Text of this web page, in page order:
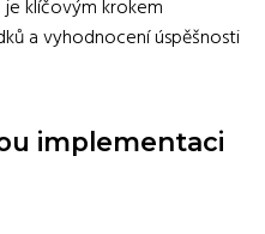
klíčovým krokem
a vyhodnocení úspěšnosti
implementaci